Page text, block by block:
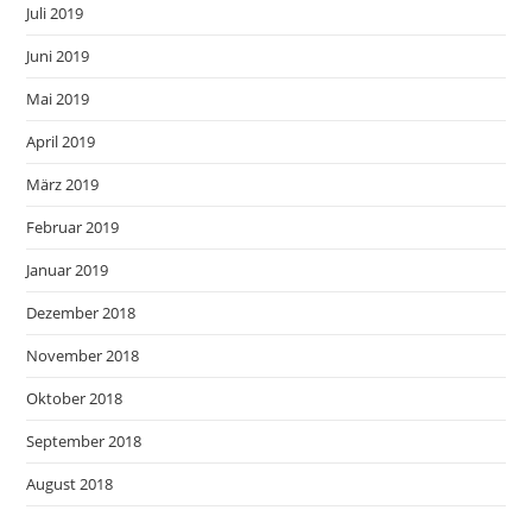
Juli 2019
Juni 2019
Mai 2019
April 2019
März 2019
Februar 2019
Januar 2019
Dezember 2018
November 2018
Oktober 2018
September 2018
August 2018